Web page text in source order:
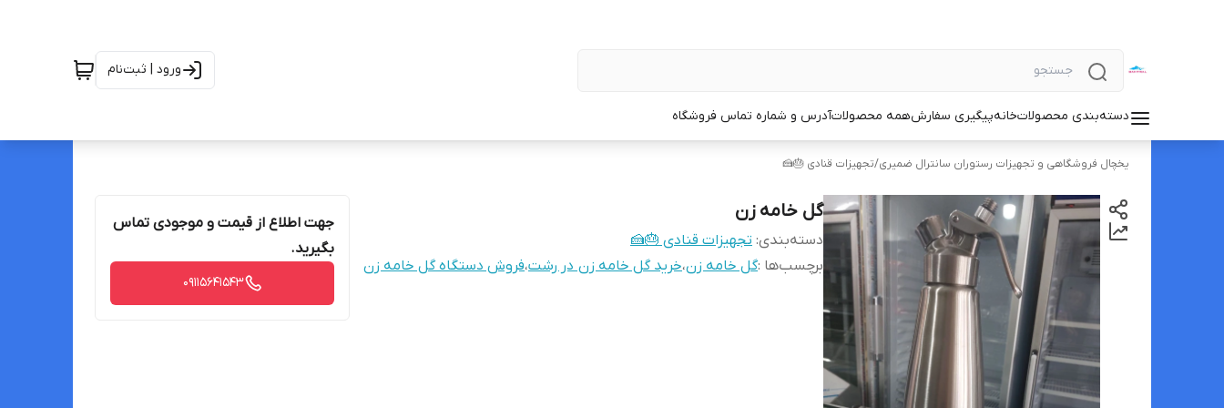
ورود | ثبت‌نام
دسته‌بندی محصولاتخانهپیگیری سفارشهمه محصولاتآدرس و شماره تماس فروشگاه
یخچال فروشگاهی و تجهیزات رستوران سانترال ضمیری/تجهیزات قنادی 🎂🍰
گل خامه زن
دسته‌بندی: تجهیزات قنادی 🎂🍰
برچسب‌ها :گل خامه زن،خرید گل خامه زن در رشت،فروش دستگاه گل خامه زن
جهت اطلاع از قیمت و موجودی تماس
بگیرید.
09115641543